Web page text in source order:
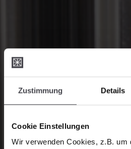
Zustimmung Details
Cookie Einstellungen
Wir verwenden Cookies, z.B. um